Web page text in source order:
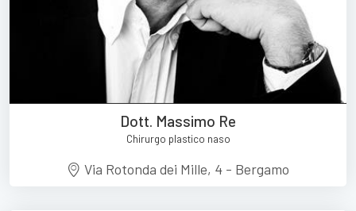
Dott. Massimo Re
Chirurgo plastico naso
Via Rotonda dei Mille, 4 - Bergamo